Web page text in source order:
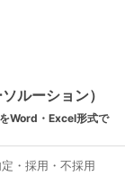
ルーション）
Word・Excel形式で
・採用・不採用